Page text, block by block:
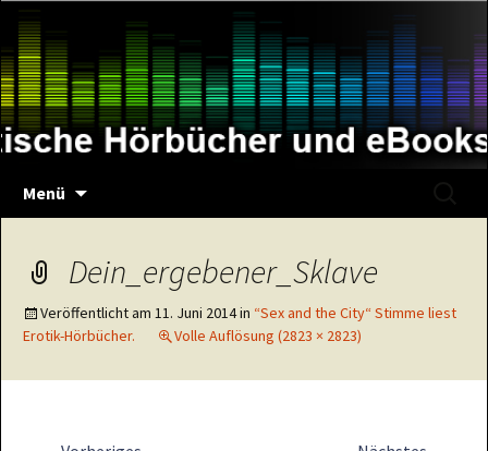
Inhalt
springen
Menü
Dein_ergebener_Sklave
Veröffentlicht am 11. Juni 2014in “Sex and the City“ Stimme liest
Erotik-Hörbücher.
Volle Auflösung (2823 × 2823)